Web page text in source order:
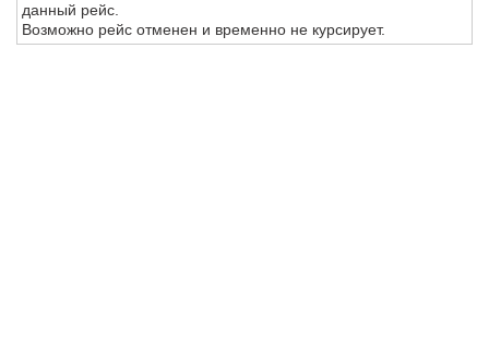
данный рейс.
Возможно рейс отменен и временно не курсирует.